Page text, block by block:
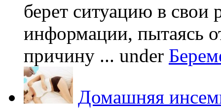
берет ситуацию в свои
информации, пытаясь
причину ... under
Домашняя